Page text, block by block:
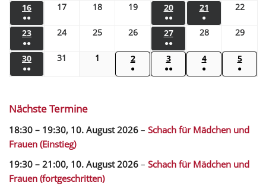
16
●●
17 18 19 20
●●
21
●
22
23
●●
24 25 26 27
●●
28 29
30
●●
31 1 2
●
3
●●
4
●
5
●
Nächste Termine
18:30 – 19:30, 10. August 2026 – Schach für Mädchen und
Frauen (Einstieg)
19:30 – 21:00, 10. August 2026 – Schach für Mädchen und
Frauen (fortgeschritten)